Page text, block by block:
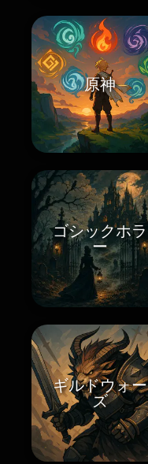
原神
ゴシックホラ
ー
ギルドウォー
ズ